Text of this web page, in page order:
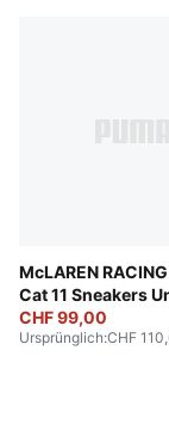
McLAREN
Cat 11 Sneakers
CHF 99,00
Ursprünglich:CHF